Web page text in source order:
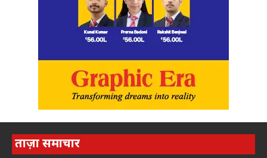
ताज़ा समाचार